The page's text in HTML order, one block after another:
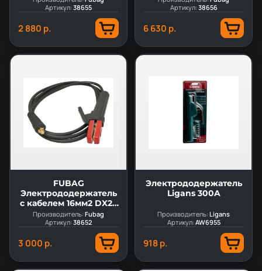
Артикул:38655
2 880 р.
Артикул:38656
6 630 р.
FUBAG
Электрододержатель
с кабелем 16мм2 DX25
3м
Производитель:Fubag
Артикул:38652
3 000 р.
Электрододержатель
Ligans 300A
Производитель:Ligans
Артикул:AW6955
918 р.